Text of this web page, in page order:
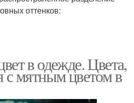
оттенков:
в одежде. Цвета,
с мятным цветом в